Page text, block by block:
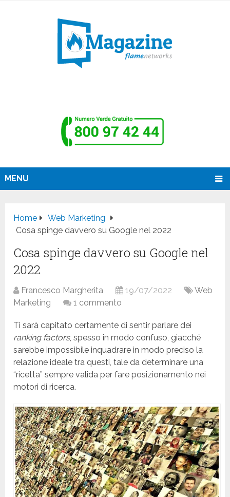
MENU
Home
Web Marketing
Cosa spinge davvero su Google nel 2022
Cosa spinge davvero su Google nel
2022
Francesco Margherita 19/07/2022
Web
Marketing
1 commento
Ti sarà capitato certamente di sentir parlare dei
ranking factors, spesso in modo confuso, giacché
sarebbe impossibile inquadrare in modo preciso la
relazione ideale tra questi, tale da determinare una
“ricetta” sempre valida per fare posizionamento nei
motori di ricerca.